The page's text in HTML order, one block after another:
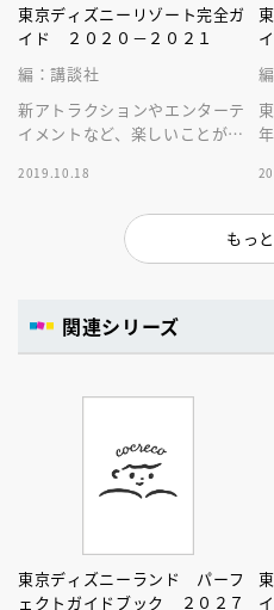
東京ディズニーリゾート完全ガ
イド ２０２０－２０２１
編：講談社
新アトラクションやエンターテ
イメントなど、楽しいことがい
トの最新情報をお届けいたしま
2019.10.18
もっ
関連シリーズ
東京ディズニーランド パーフ
ェクトガイドブック ２０２７